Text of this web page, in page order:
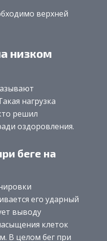
верхней
низком
нагрузка
решил
оздоровления.
беге на
его ударный
выводу
клеток
В целом бег при